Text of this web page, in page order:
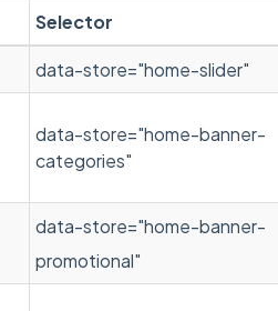
Selector
data-store="home-slider"
data-store="home-banner-
categories"
data-store="home-banner-
promotional"